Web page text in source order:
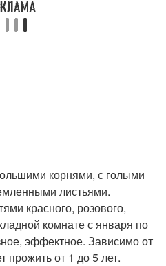
корнями, с голыми
листьями.
красного, розового,
комнате с января по
эффектное. Зависимо от
прожить от 1 до 5 лет.